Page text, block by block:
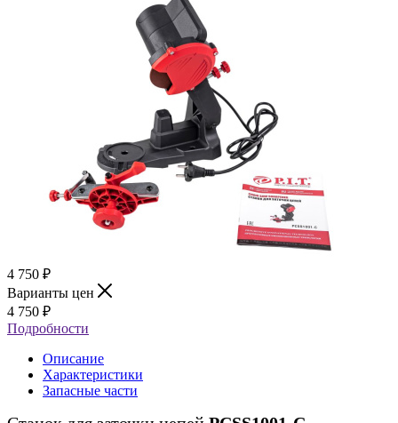
4 750 ₽
Варианты цен
4 750 ₽
Подробности
Описание
Характеристики
Запасные части